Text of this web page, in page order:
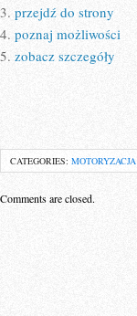
3. przejdź do strony
4. poznaj możliwości
5. zobacz szczegóły
CATEGORIES: MOTORYZACJA
Comments are closed.